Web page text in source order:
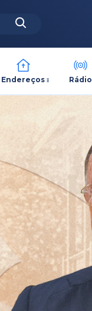
Endereços Rádio